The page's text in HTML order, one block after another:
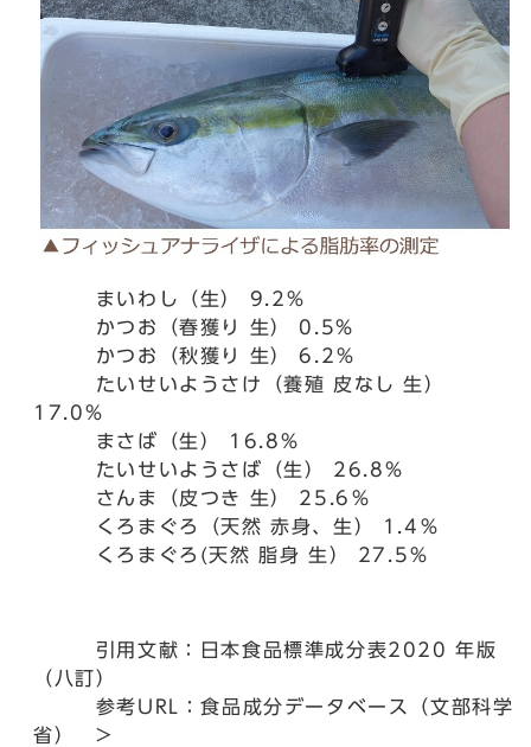
まいわし（生） 9.2％
かつお（春獲り 生） 0.5%
かつお（秋獲り 生） 6.2％
たいせいようさけ（養殖 皮なし 生）
17.0％
まさば（生） 16.8％
たいせいようさば（生） 26.8％
さんま（皮つき 生） 25.6％
くろまぐろ（天然 赤身、生） 1.4％
くろまぐろ(天然 脂身 生） 27.5％
引用文献：日本食品標準成分表2020 年版
（八訂）
参考URL：食品成分データベース（文部科学
省） >